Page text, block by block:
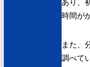
あり、
時間が
また、
調べて